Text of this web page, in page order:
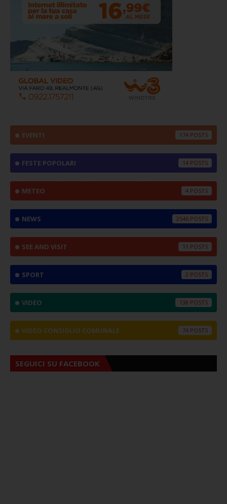
EVENTI 174
FESTE POPOLARI 14
METEO 4
NEWS 2546
SEE AND VISIT 11
SPORT 2
VIDEO 138
VIDEO CONSIGLIO COMUNALE 74
SEGUICI SU FACEBOOK